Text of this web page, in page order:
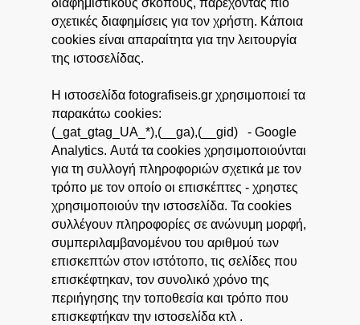
διαφημιστικούς σκοπούς, παρέχοντας πιο
σχετικές διαφημίσεις για τον χρήστη. Κάποια
cookies είναι απαραίτητα για την λειτουργία
της ιστοσελίδας.
Η ιστοσελίδα fotografiseis.gr χρησιμοποιεί τα
παρακάτω cookies:
(_gat_gtag_UA_*),(__ga),(__gid) - Google
Analytics. Αυτά τα cookies χρησιμοποιούνται
για τη συλλογή πληροφοριών σχετικά με τον
τρόπο με τον οποίο οι επισκέπτες - χρηστες
χρησιμοποιούν την ιστοσελίδα. Τα cookies
συλλέγουν πληροφορίες σε ανώνυμη μορφή,
συμπεριλαμβανομένου του αριθμού των
επισκεπτών στον ιστότοπο, τις σελίδες που
επισκέφτηκαν, τον συνολικό χρόνο της
περιήγησης την τοποθεσία και τρόπο που
επισκεφτήκαν την ιστοσελίδα κτλ .